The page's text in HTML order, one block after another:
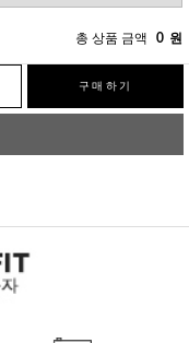
총 상품 금액 0 원
구매하기